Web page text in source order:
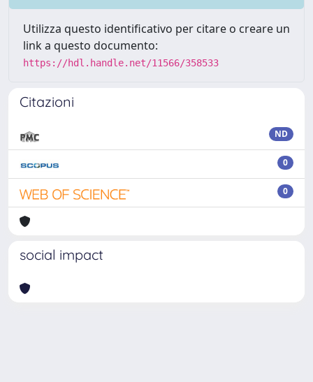
Utilizza questo identificativo per citare o creare un
link a questo documento:
https://hdl.handle.net/11566/358533
Citazioni
ND
0
0
social impact